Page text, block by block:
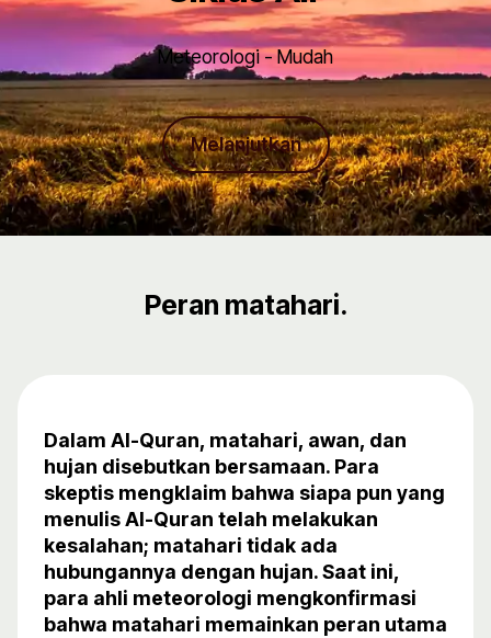
Meteorologi - Mudah
Melanjutkan
Peran matahari.
Dalam Al-Quran, matahari, awan, dan
hujan disebutkan bersamaan. Para
skeptis mengklaim bahwa siapa pun yang
menulis Al-Quran telah melakukan
kesalahan; matahari tidak ada
hubungannya dengan hujan. Saat ini,
para ahli meteorologi mengkonfirmasi
bahwa matahari memainkan peran utama